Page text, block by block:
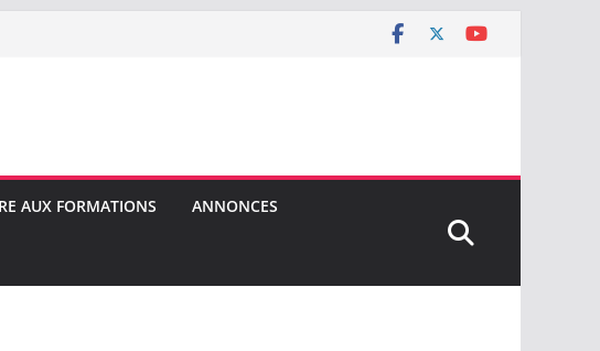
AUX FORMATIONS ANNONCES